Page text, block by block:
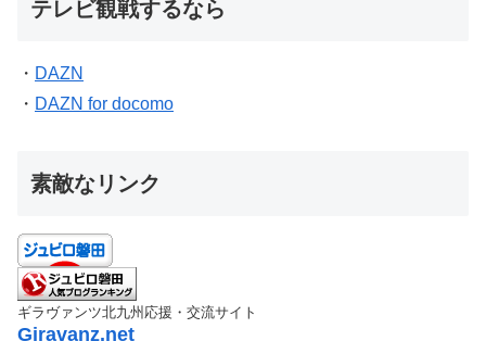
テレビ観戦するなら
・ DAZN
・ DAZN for docomo
素敵なリンク
ギラヴァンツ北九州応援・交流サイト
Giravanz.net